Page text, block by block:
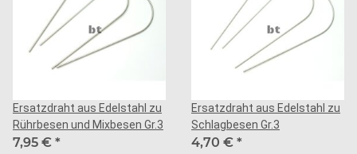
Ersatzdraht aus Edelstahl zu
Rührbesen und Mixbesen Gr.3
7,95 € *
Ersatzdraht aus Edelstahl zu
Schlagbesen Gr.3
4,70 € *